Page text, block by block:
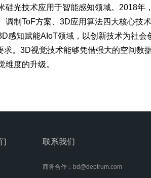
光技术应用于智能感知领域。2018年
制ToF方案、3D应用算法四大核心技
知赋能AIoT领域，以创新技术为社会
。3D视觉技术能够凭借强大的空间数
度的升级。
联系我们
商务合作：bd@deptrum.com